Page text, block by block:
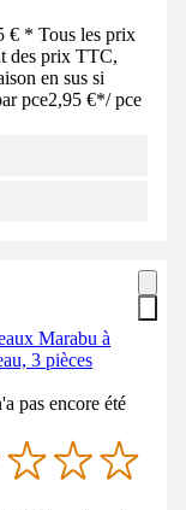
* Tous les prix
des prix TTC,
en sus si
pce2,95 €*/ pce
Marabu à
3 pièces
pas encore été